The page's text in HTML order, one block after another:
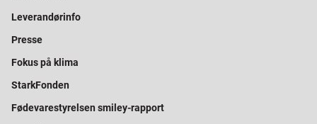
Leverandørinfo
Presse
Fokus på klima
StarkFonden
Fødevarestyrelsen smiley-rapport